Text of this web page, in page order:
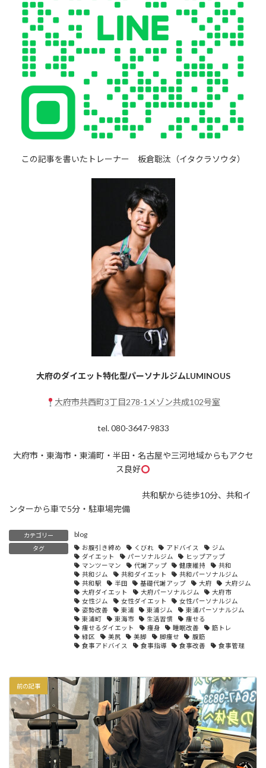
この記事を書いたトレーナー 板倉聡汰（イタクラソウタ）
大府のダイエット特化型パーソナルジムLUMINOUS
大府市共西町3丁目278-1メゾン共成102号室
tel. 080-3647-9833
大府市・東海市・東浦町・半田・名古屋や三河地域からもアクセ
ス良好
共和駅から徒歩10分、共和イ
ンターから車で5分・駐車場完備
カテゴリー blog
タグ お腹引き締め くびれ アドバイス
ジム
ダイエット
パーソナルジム
ヒップアップ
マンツーマン
代謝アップ 健康維持
共和
共和ジム
共和ダイエット
共和パーソナルジム
共和駅
半田 基礎代謝アップ 大府
大府ジム
大府ダイエット
大府パーソナルジム
大府市
女性ジム
女性ダイエット
女性パーソナルジム
姿勢改善
東浦 東浦ジム
東浦パーソナルジム
東浦町
東海市 生活習慣
痩せる
痩せるダイエット
痩身 睡眠改善
筋トレ
緑区
美尻 美脚 脚痩せ
腹筋
食事アドバイス
食事指導 食事改善 食事管理
前の記事